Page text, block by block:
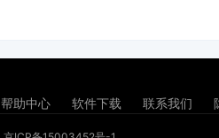
帮助中心 软件下载 联系我们